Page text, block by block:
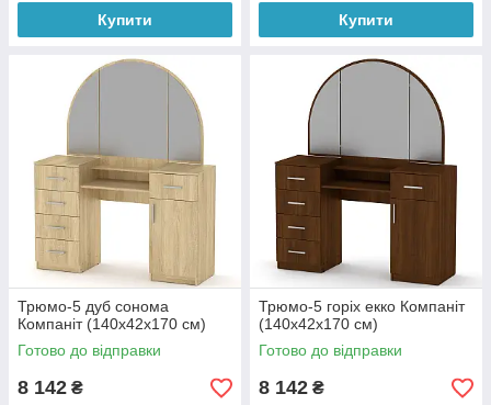
Купити Купити
Трюмо-5 дуб сонома
Компаніт (140х42х170 см)
Готово до відправки
8 142 ₴
Трюмо-5 горіх екко Компаніт
(140х42х170 см)
Готово до відправки
8 142 ₴